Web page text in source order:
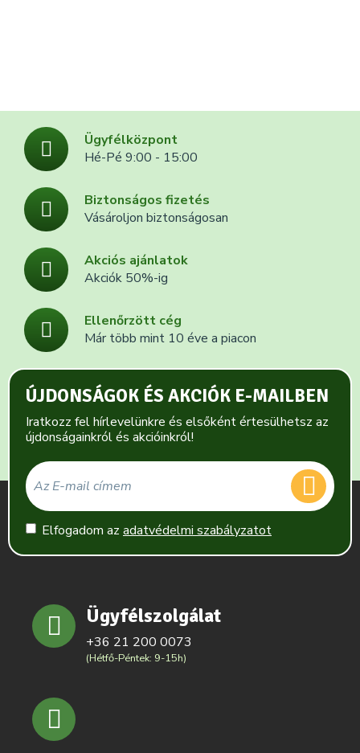
Ügyfélközpont
Hé-Pé 9:00 - 15:00
Biztonságos fizetés
Vásároljon biztonságosan
Akciós ajánlatok
Akciók 50%-ig
Ellenőrzött cég
Már több mint 10 éve a piacon
ÚJDONSÁGOK ÉS AKCIÓK E-MAILBEN
Iratkozz fel hírlevelünkre és elsőként értesülhetsz az
újdonságainkról és akcióinkról!
Elfogadom az adatvédelmi szabályzatot
Ügyfélszolgálat
+36 21 200 0073
(Hétfő-Péntek: 9-15h)